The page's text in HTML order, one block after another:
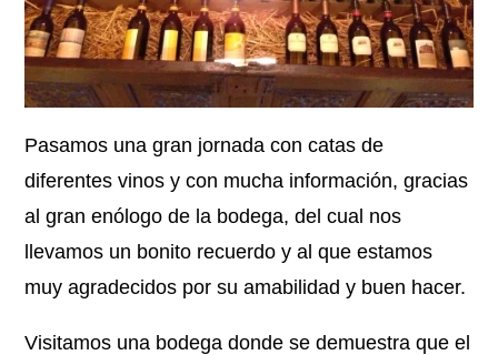
Pasamos una gran jornada con catas de
diferentes vinos y con mucha información, gracias
al gran enólogo de la bodega, del cual nos
llevamos un bonito recuerdo y al que estamos
muy agradecidos por su amabilidad y buen hacer.
Visitamos una bodega donde se demuestra que el